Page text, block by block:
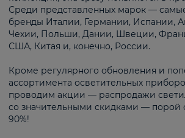
Среди представленных марок —
бренды Италии, Германии, Испании,
Чехии, Польши, Дании, Швеции,
США, Китая и, конечно, России.
Кроме регулярного обновления и
ассортимента осветительных
проводим акции — распродажи
со значительными скидками — порой
90%!